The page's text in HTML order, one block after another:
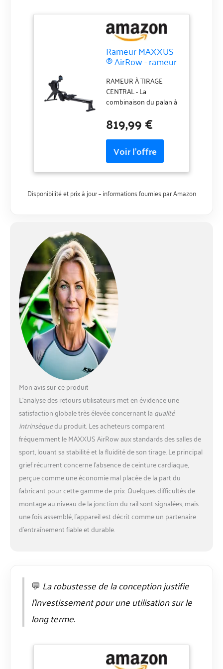
Rameur MAXXUS
® AirRow - rameur
air et palan à
chaîne
RAMEUR À TIRAGE
CENTRAL - La
combinaison du palan à
résistance à l'air permet
d'obtenir un mode de
rame particulièrement
réaliste. Le rameur
MAXXUS AirRow se
caractérise par un
et sans à-coups. Il ne
SUIVI AVEC MONITEUR
INCLINABLE - L'écran
LCD est inclinable, ce qui
vous permet de lire
facilement les données
affichées, quelle que soit
votre position. (données
affichées : Vitesse, Durée
d'entraînement,
Distance parcourue,
cardiaque, Watts ) -
Plusieurs programmes
d'entraînement sont
enregistré dans
l'appareil (2 piles de 1.5 V
incluses).
CARACTÉRISTIQUES -
Dimension : 241 x 64 x
110 cm | Poids : 41 KG |
Conception robuste et
stable, avec une largeur
amoindrie pour une
installation facilité dans
CONFORT OPTIMISÉ -
L'appareil est conçu
pour tout profil
rameur peut accueillir
une charge maximale de
150 KG. L'assise est
819,99 €
Disponibilité et prix à jour – informations fournies par Amazon
Mon avis sur ce produit
L’analyse des retours utilisateurs met en évidence une
satisfaction globale très élevée concernant la qualité
intrinsèquedu produit. Les acheteurs comparent
fréquemment le MAXXUS AirRow aux standards des salles de
sport, louant sa stabilité et la fluidité de son tirage. Le principal
grief récurrent concerne l’absence de ceinture cardiaque,
perçue comme une économie mal placée de la part du
fabricant pour cette gamme de prix. Quelques difficultés de
montage au niveau de la jonction du rail sont signalées, mais
une fois assemblé, l’appareil est décrit comme un partenaire
d’entraînement fiable et durable.
💬 La robustesse de la conception justifie
l’investissement pour une utilisation sur le
long terme.